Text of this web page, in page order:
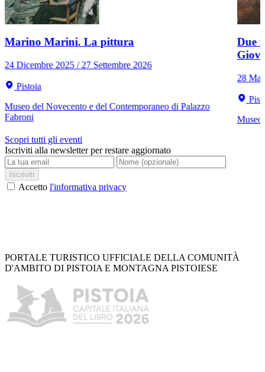
Marino Marini. La pittura
24 Dicembre 2025 / 27 Settembre 2026
Pistoia
Museo del Novecento e del Contemporaneo di Palazzo
Fabroni
Due
28
Museo
Scopri tutti gli eventi
Iscriviti alla newsletter per restare aggiornato
Iscriviti
Accetto l'informativa privacy
PORTALE TURISTICO UFFICIALE DELLA COMUNITÀ
D'AMBITO DI PISTOIA E MONTAGNA PISTOIESE